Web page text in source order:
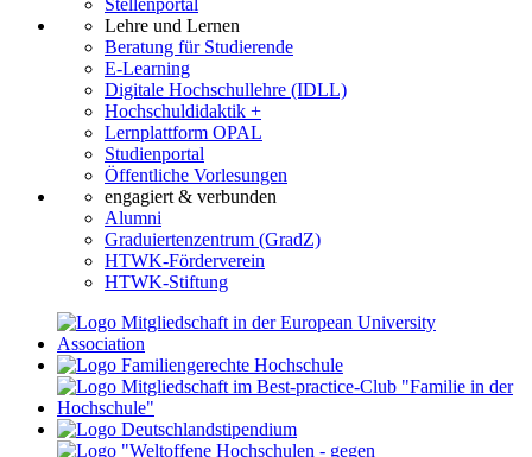
Lehre und Lernen
Beratung für Studierende
E-Learning
Digitale Hochschullehre (IDLL)
Hochschuldidaktik +
Lernplattform OPAL
Studienportal
Öffentliche Vorlesungen
engagiert & verbunden
Alumni
Graduiertenzentrum (GradZ)
HTWK-Förderverein
HTWK-Stiftung